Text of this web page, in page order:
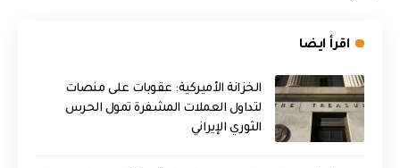
اقرأ ايضا
الخزانة الأميركية: عقوبات على منصات
لتداول العملات المشفرة تمول الحرس
الثوري الإيراني